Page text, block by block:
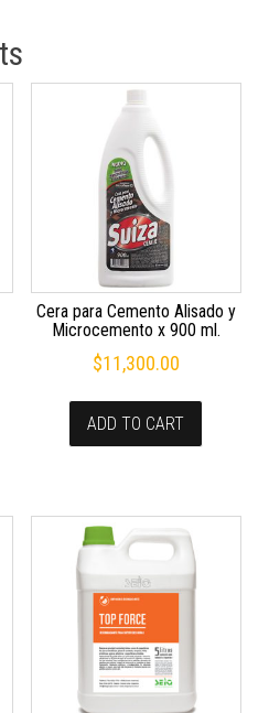
Cera para Cemento Alisado y
Microcemento x 900 ml.
$11,300.00
ADD TO CART